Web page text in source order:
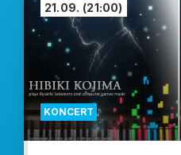
KONCERT
21.09. (21:00)